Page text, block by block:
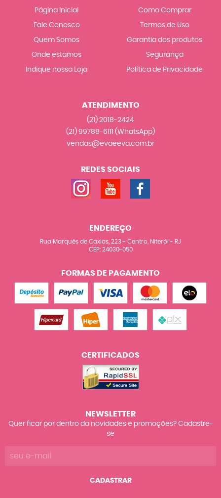
Página Inicial
Fale Conosco
Quem Somos
Onde estamos
Indique nossa Loja
Como Comprar
Termos de Uso
Garantia dos produtos
Segurança
Política de Privacidade
ATENDIMENTO
(21) 2018-2424
(21) 99788-6111 (WhatsApp)
vendas@evaeeva.com.br
REDES SOCIAIS
ENDEREÇO
Rua Marquês de Caxias, 223- Centro, Niterói - RJ
CEP: 24030-050
FORMAS DE PAGAMENTO
CERTIFICADOS
NEWSLETTER
Quer ficar por dentro da novidades e promoções? Cadastre-
se
CADASTRAR